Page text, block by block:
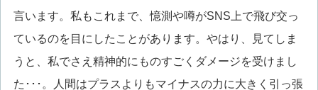
言います。私もこれまで、憶測や噂がSNS上で飛び交っ
ているのを目にしたことがあります。やはり、見てしま
うと、私でさえ精神的にものすごくダメージを受けまし
た･･･。人間はプラスよりもマイナスの力に大きく引っ張